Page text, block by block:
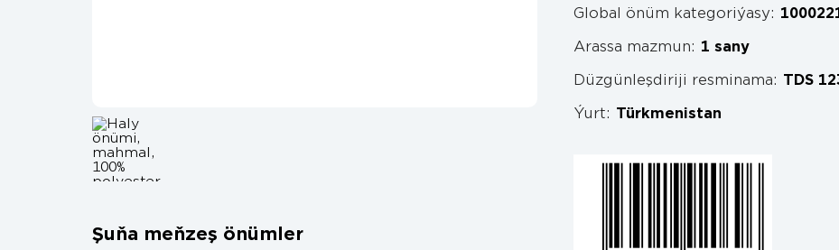
Şuňa meňzeş önümler
Global önüm kategoriýasy:
Arassa mazmun: 1 sany
Düzgünleşdiriji resminama: TDS
Ýurt: Türkmenistan